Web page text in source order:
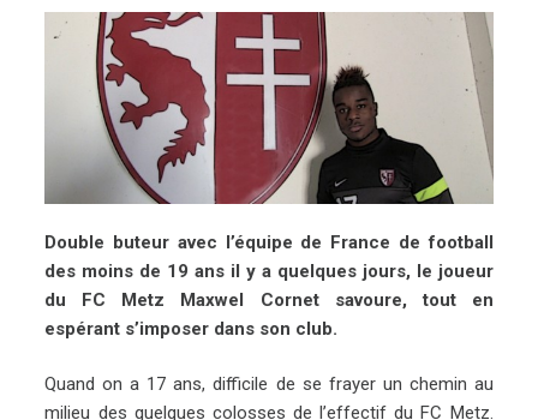
Double buteur avec l’équipe de France de football
des moins de 19 ans il y a quelques jours, le joueur
du FC Metz Maxwel Cornet savoure, tout en
espérant s’imposer dans son club.
Quand on a 17 ans, difficile de se frayer un chemin au
milieu des quelques colosses de l’effectif du FC Metz.